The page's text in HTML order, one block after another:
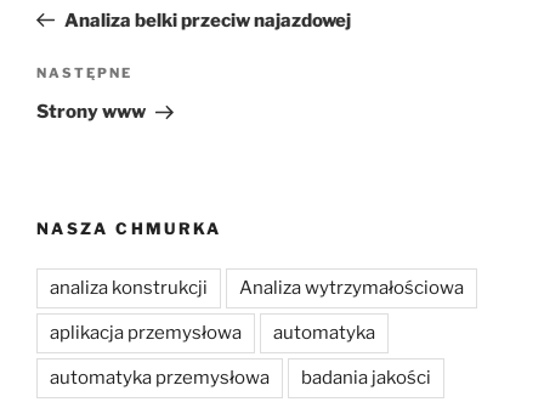
wpisAnaliza belki przeciw najazdowej
Następny
wpis
NASTĘPNE
Strony www
NASZA CHMURKA
analiza konstrukcji Analiza wytrzymałościowa
aplikacja przemysłowa automatyka
automatyka przemysłowa badania jakości